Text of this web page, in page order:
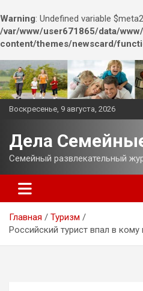
Warning: Undefined variable
/var/www/user671865/data/
content/themes/newscard/
Перейти
к
содержимому
Воскресенье, 9 августа, 2026
Дела
Семейный развлекательный
Главная
Туризм
Российский турист впал в